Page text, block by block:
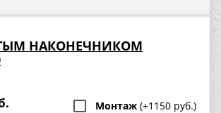
НАКОНЕЧНИКОМ
Монтаж (+1150 руб.)